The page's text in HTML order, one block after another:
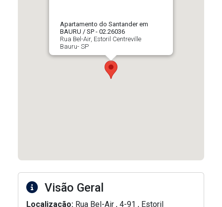
Apartamento do Santander em
BAURU / SP - 02.26036
Rua Bel-Air, Estoril Centreville
Bauru- SP
Visão Geral
Localização: Rua Bel-Air , 4-91 , Estoril